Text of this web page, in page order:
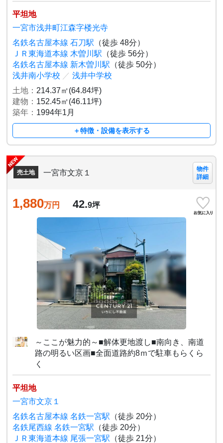
平坦地
一宮市浅井町江森字楼光寺
名鉄名古屋本線 石刀駅 （徒歩 48分）
ＪＲ東海道本線 木曽川駅 （徒歩 56分）
名鉄名古屋本線 新木曽川駅 （徒歩 50分）
浅井南小学校 ／ 浅井中学校
土地： 214.37㎡(64.84坪)
建物： 152.45㎡(46.11坪)
築年： 1994年1月
＋特徴・設備を表示する
売土地 一宮市文京１
物件
詳細
1,880万円 42.9坪
～ここが魅力的～■解体更地渡し■南向き、南道
路の明るい区画■全面道路約8ｍで駐車もらくら
く
平坦地
一宮市文京１
名鉄名古屋本線 名鉄一宮駅 （徒歩 20分）
名鉄尾西線 名鉄一宮駅 （徒歩 20分）
ＪＲ東海道本線 尾張一宮駅 （徒歩 21分）